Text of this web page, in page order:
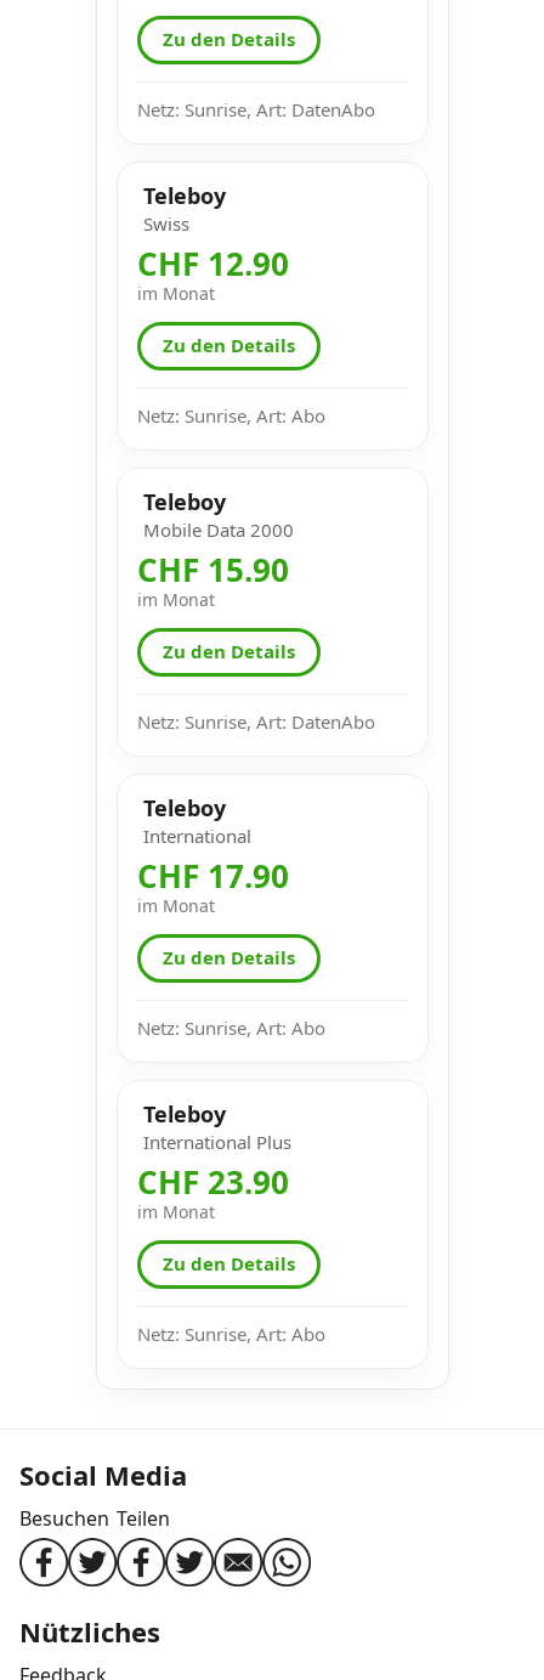
Zu den Details
Netz: Sunrise, Art: DatenAbo
Teleboy
Swiss
CHF 12.90
im Monat
Zu den Details
Netz: Sunrise, Art: Abo
Teleboy
Mobile Data 2000
CHF 15.90
im Monat
Zu den Details
Netz: Sunrise, Art: DatenAbo
Teleboy
International
CHF 17.90
im Monat
Zu den Details
Netz: Sunrise, Art: Abo
Teleboy
International Plus
CHF 23.90
im Monat
Zu den Details
Netz: Sunrise, Art: Abo
Social Media
Besuchen Teilen
Nützliches